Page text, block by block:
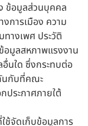
ข้อมูลส่วนบุคคล
การเมือง ความ
างเพศ ประวัติ
มูลสหภาพแรงงาน
นใด ซึ่งกระทบต่อ
นกับที่คณะ
ระกาศภายใต้
ช้จัดเก็บข้อมูลการ